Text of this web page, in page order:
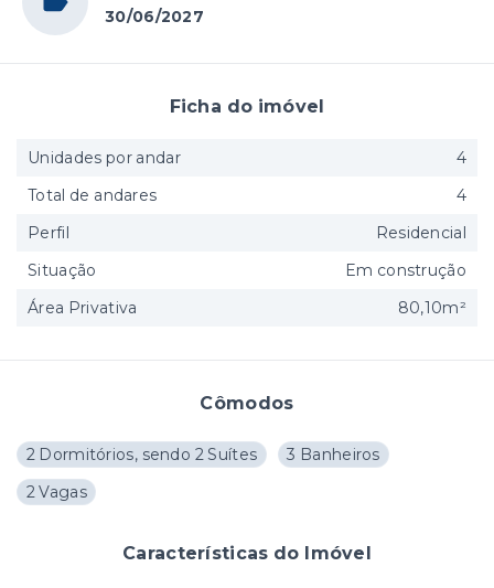
30/06/2027
Cômodos
2 Dormitórios, sendo 2 Suítes
3 Banheiros
2 Vagas
Características do Imóvel
Ficha do imóvel
Unidades por andar
4
Total de andares
4
Perfil
Residencial
Situação
Em construção
Área Privativa
80,10m²